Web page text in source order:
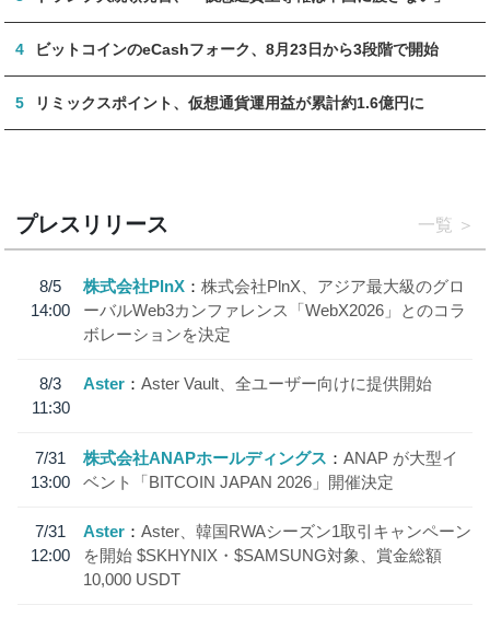
4 ビットコインのeCashフォーク、8月23日から3段階で開始
5 リミックスポイント、仮想通貨運用益が累計約1.6億円に
プレスリリース 一覧
8/5
14:00
株式会社PlnX
株式会社PlnX、アジア最大級のグロ
ーバルWeb3カンファレンス「WebX2026」とのコラ
ボレーションを決定
8/3
11:30
Aster Aster Vault、全ユーザー向けに提供開始
7/31
13:00
株式会社ANAPホールディングス
ANAP が大型イ
ベント「BITCOIN JAPAN 2026」開催決定
7/31
12:00
Aster
Aster、韓国RWAシーズン1取引キャンペーン
を開始 $SKHYNIX・$SAMSUNG対象、賞金総額
10,000 USDT